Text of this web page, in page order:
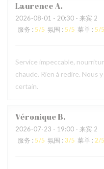
LaurenceA
2026-08-01 - 20:30 - 来宾 2
服务 : 5/5 氛围 : 5/5 菜单 : 5/5
Service impeccable,
chaude. Rien à redire. Nous
certain.
VéroniqueB
2026-07-23 - 19:00 - 来宾 2
服务 : 5/5 氛围 : 3/5 菜单 : 2/5